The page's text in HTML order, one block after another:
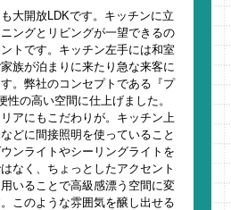
大開放LDKです。キッチンに立
ングとリビングが一望できるの
トです。キッチン左手には和室
族が泊まりに来たり急な来客に
。弊社のコンセプトである『プ
性の高い空間に仕上げました。
アにもこだわりが。キッチン上
どに間接照明を使っていること
ンライトやシーリングライトを
なく、ちょっとしたアクセント
いることで高級感漂う空間に変
このような雰囲気を醸し出せる